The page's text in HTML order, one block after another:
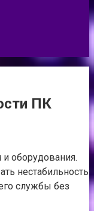
ПК
оборудования.
нестабильность
службы без